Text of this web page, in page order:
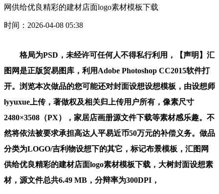
网供给优良精彩的建材店面logo素材模板下载
时间：2026-04-08 05:38
格局为PSD，未经许可任何人不得私行利用，【声明】汇
图网是正版贸易图库，利用Adobe Photoshop CC2015软件打
开。浏览本次做品的您可能还对封面设想设想模板，由设想师
lyyuxue上传，著做权及相关归上传用户所有，像素尺寸
2480×3508（PX），家居店画册源文件下载等素材感乐趣。不
然将依法被要求承担高达人平易近币50万元的补偿义务。做品
分类为LOGO/吉利物设想下的其它，标记布景模板，汇图网
供给优良精彩的建材店面logo素材模板下载，大树封面设想素
材，源文件总共6.49 MB，分辩率为300DPI，